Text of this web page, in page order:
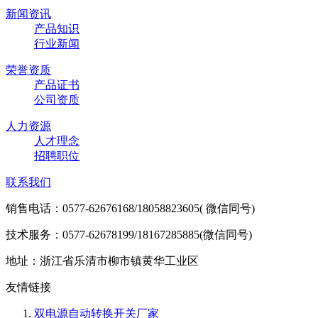
新闻资讯
产品知识
行业新闻
荣誉资质
产品证书
公司资质
人力资源
人才理念
招聘职位
联系我们
销售电话：0577-62676168/18058823605( 微信同号)
技术服务：0577-62678199/18167285885(微信同号)
地址：浙江省乐清市柳市镇黄华工业区
友情链接
双电源自动转换开关厂家